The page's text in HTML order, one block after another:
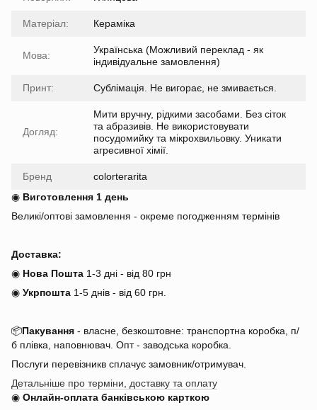
Матеріал: Кераміка
Мова:
Українська (Можливий переклад - як
індивідуальне замовлення)
Принт: Сублімація. Не вигорає, не змивається.
Догляд:
Мити вручну, рідкими засобами. Без сіток
та абразивів. Не використовувати
посудомийку та мікрохвильовку. Уникати
агресивної хімії.
Бренд
colorterarita
◉ Виготовлення 1 день
Великі/оптові замовлення - окреме погодженням термінів
Доставка:
◉ Нова Пошта 1-3 дні - від 80 грн
◉ Укрпошта 1-5 днів - від 60 грн.
📦Пакування - власне, безкоштовне: транспортна коробка, п/
б плівка, наповнювач. Опт - заводська коробка.
Послуги перевізникв сплачує замовник/отримувач.
Детальніше про терміни, доставку та оплату
◉ Онлайн-оплата банківською карткою